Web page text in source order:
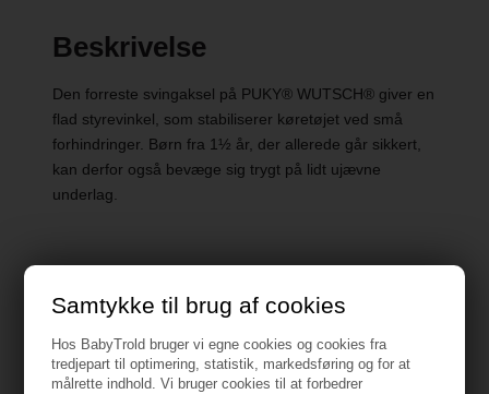
Samtykke til brug af cookies
Hos BabyTrold bruger vi egne cookies og cookies fra
tredjepart til optimering, statistik, markedsføring og for at
målrette indhold. Vi bruger cookies til at forbedrer
Beskrivelse
Den forreste svingaksel på PUKY® WUTSCH® giver en
flad styrevinkel, som stabiliserer køretøjet ved små
forhindringer. Børn fra 1½ år, der allerede går sikkert,
kan derfor også bevæge sig trygt på lidt ujævne
underlag.
Specifikationer
Alder: 1,5+ år